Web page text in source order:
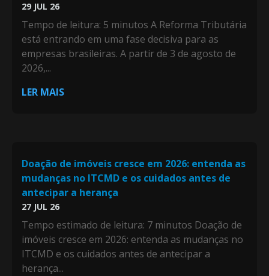
29 JUL 26
Tempo de leitura: 5 minutos A Reforma Tributária
está entrando em uma fase decisiva para as
empresas brasileiras. A partir de 3 de agosto de
2026,...
LER MAIS
Doação de imóveis cresce em 2026: entenda as
mudanças no ITCMD e os cuidados antes de
antecipar a herança
27 JUL 26
Tempo estimado de leitura: 7 minutos Doação de
imóveis cresce em 2026: entenda as mudanças no
ITCMD e os cuidados antes de antecipar a
herança...